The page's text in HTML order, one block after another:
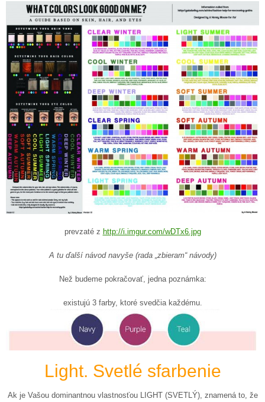
prevzaté z http://i.imgur.com/wDTx6.jpg
A tu ďalší návod navyše (rada „zbieram“ návody)
Než budeme pokračovať, jedna poznámka:
existujú 3 farby, ktoré svedčia každému.
Light. Svetlé sfarbenie
Ak je Vašou dominantnou vlastnosťou LIGHT (SVETLÝ), znamená to, že